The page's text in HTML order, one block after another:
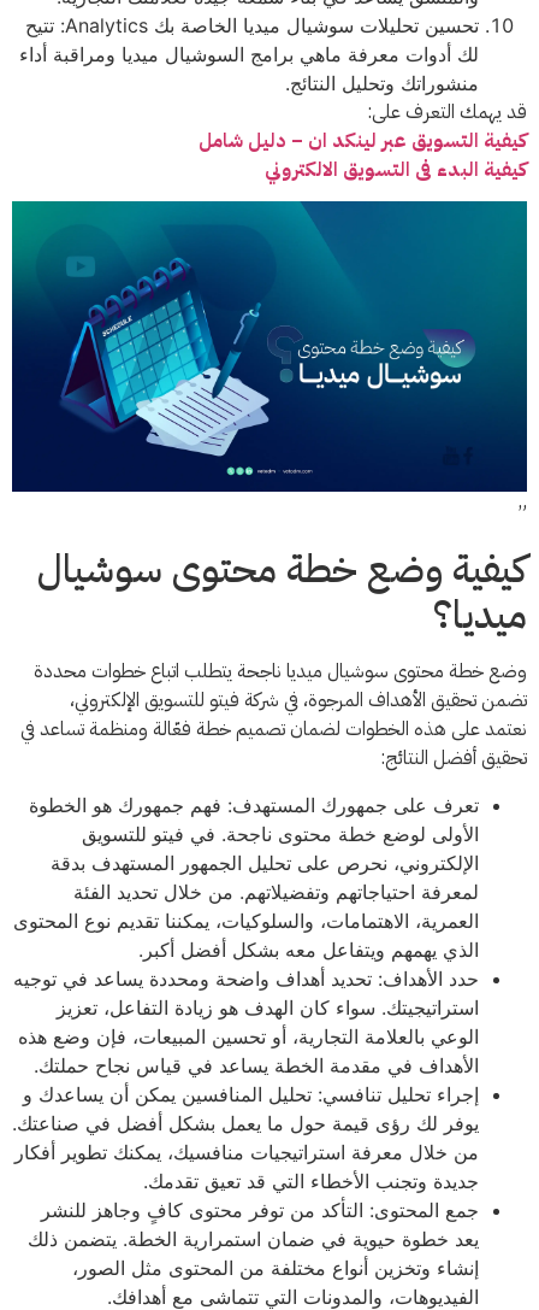
تحسين تحليلات سوشيال ميديا الخاصة بك Analytics: تتيح
لك أدوات معرفة ماهي برامج السوشيال ميديا ومراقبة أداء
منشوراتك وتحليل النتائج.
قد يهمك التعرف على:
كيفية التسويق عبر لينكد ان – دليل شامل
كيفية البدء فى التسويق الالكتروني
”
كيفية وضع خطة محتوى سوشيال
ميديا؟
وضع خطة محتوى سوشيال ميديا ناجحة يتطلب اتباع خطوات محددة
تضمن تحقيق الأهداف المرجوة، في شركة فيتو للتسويق الإلكتروني،
نعتمد على هذه الخطوات لضمان تصميم خطة فعّالة ومنظمة تساعد في
تحقيق أفضل النتائج:
تعرف على جمهورك المستهدف: فهم جمهورك هو الخطوة
الأولى لوضع خطة محتوى ناجحة. في فيتو للتسويق
الإلكتروني، نحرص على تحليل الجمهور المستهدف بدقة
لمعرفة احتياجاتهم وتفضيلاتهم. من خلال تحديد الفئة
العمرية، الاهتمامات، والسلوكيات، يمكننا تقديم نوع المحتوى
الذي يهمهم ويتفاعل معه بشكل أفضل أكبر.
حدد الأهداف: تحديد أهداف واضحة ومحددة يساعد في توجيه
استراتيجيتك. سواء كان الهدف هو زيادة التفاعل، تعزيز
الوعي بالعلامة التجارية، أو تحسين المبيعات، فإن وضع هذه
الأهداف في مقدمة الخطة يساعد في قياس نجاح حملتك.
إجراء تحليل تنافسي: تحليل المنافسين يمكن أن يساعدك و
يوفر لك رؤى قيمة حول ما يعمل بشكل أفضل في صناعتك.
من خلال معرفة استراتيجيات منافسيك، يمكنك تطوير أفكار
جديدة وتجنب الأخطاء التي قد تعيق تقدمك.
جمع المحتوى: التأكد من توفر محتوى كافٍ وجاهز للنشر
يعد خطوة حيوية في ضمان استمرارية الخطة. يتضمن ذلك
إنشاء وتخزين أنواع مختلفة من المحتوى مثل الصور،
الفيديوهات، والمدونات التي تتماشى مع أهدافك.